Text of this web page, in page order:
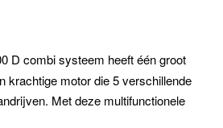
D combi systeem heeftéén groot
krachtige motor die 5 verschillende
Metdeze multifunctionele